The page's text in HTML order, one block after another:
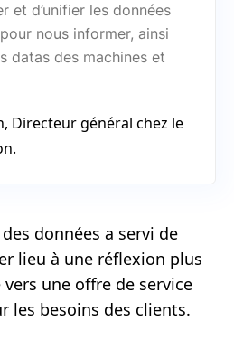
et d’unifier les données
nous informer, ainsi
datas des machines et
Directeur général chez le
données a servi de
lieu à une réflexion plus
une offre de service
les besoins des clients.